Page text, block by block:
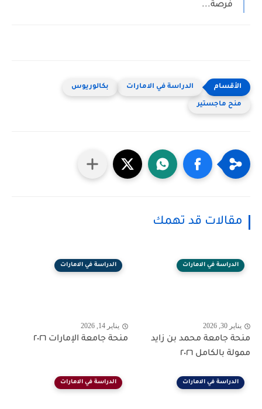
فرصة...
الدراسة في الامارات بكالوريوس
منح ماجستير
مقالات قد تهمك
الدراسة في الامارات
يناير 30, 2026
منحة جامعة محمد بن زايد
ممولة بالكامل ٢٠٢٦
الدراسة في الامارات
يناير 14, 2026
منحة جامعة الإمارات ٢٠٢٦
الدراسة في الامارات الدراسة في الامارات